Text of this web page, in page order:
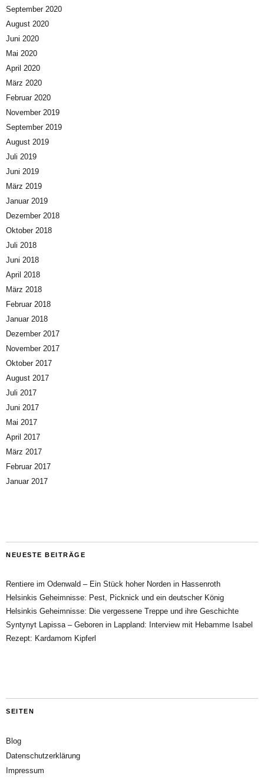
September 2020
August 2020
Juni 2020
Mai 2020
April 2020
März 2020
Februar 2020
November 2019
September 2019
August 2019
Juli 2019
Juni 2019
März 2019
Januar 2019
Dezember 2018
Oktober 2018
Juli 2018
Juni 2018
April 2018
März 2018
Februar 2018
Januar 2018
Dezember 2017
November 2017
Oktober 2017
August 2017
Juli 2017
Juni 2017
Mai 2017
April 2017
März 2017
Februar 2017
Januar 2017
NEUESTE BEITRÄGE
Rentiere im Odenwald – Ein Stück hoher Norden in Hassenroth
Helsinkis Geheimnisse: Pest, Picknick und ein deutscher König
Helsinkis Geheimnisse: Die vergessene Treppe und ihre Geschichte
Syntynyt Lapissa – Geboren in Lappland: Interview mit Hebamme Isabel
Rezept: Kardamom Kipferl
SEITEN
Blog
Datenschutzerklärung
Impressum